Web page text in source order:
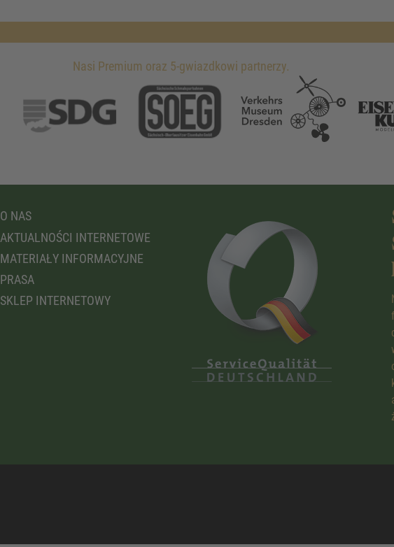
Nasi Premium oraz 5-gwiazdkowi partnerzy.
O NAS
AKTUALNOŚCI INTERNETOWE
MATERIAŁY INFORMACYJNE
PRASA
SKLEP INTERNETOWY